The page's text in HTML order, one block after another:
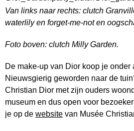
Van links naar rechts: clutch
waterlily en forget-me-not en
Foto boven: clutch Milly Garden.
De make-up van Dior koop je onder
Nieuwsgierig geworden naar de
Christian Dior met zijn ouders
museum en dus open voor
je op de website van Musée